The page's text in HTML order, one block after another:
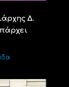
Δ.